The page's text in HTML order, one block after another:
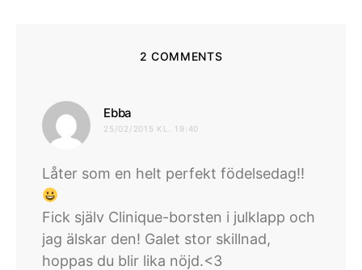
2 COMMENTS
Ebba
25/02/2015 KL. 19:40
Låter som en helt perfekt födelsedag!!
Fick själv Clinique-borsten i julklapp och
jag älskar den! Galet stor skillnad,
hoppas du blir lika nöjd.<3